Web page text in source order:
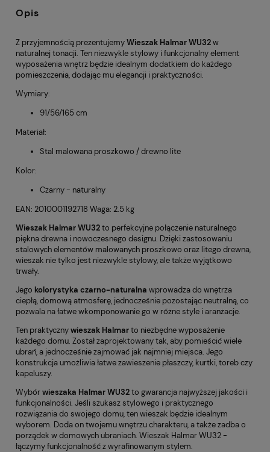
Opis
Z przyjemnością prezentujemyWieszak Halmar WU32w
naturalnej tonacji. Ten niezwykle stylowy i funkcjonalny element
wyposażenia wnętrz będzie idealnym dodatkiem do każdego
pomieszczenia, dodając mu elegancji i praktyczności.
Wymiary:
91/56/165 cm
Materiał:
Stal malowana proszkowo / drewno lite
Kolor:
Czarny - naturalny
EAN: 2010001192718 Waga: 2.5 kg
Wieszak Halmar WU32to perfekcyjne połączenie naturalnego
piękna drewna i nowoczesnego designu. Dzięki zastosowaniu
stalowych elementów malowanych proszkowo oraz litego drewna,
wieszak nie tylko jest niezwykle stylowy, ale także wyjątkowo
trwały.
Jego kolorystyka czarno-naturalna wprowadza do wnętrza
ciepłą, domową atmosferę, jednocześnie pozostając neutralną, co
pozwala na łatwe wkomponowanie go w różne style i aranżacje.
Ten praktycznywieszak Halmarto niezbędne wyposażenie
każdego domu. Został zaprojektowany tak, aby pomieścić wiele
ubrań, a jednocześnie zajmować jak najmniej miejsca. Jego
konstrukcja umożliwia łatwe zawieszenie płaszczy, kurtki, toreb czy
kapeluszy.
Wybórwieszaka Halmar WU32to gwarancja najwyższej jakości i
funkcjonalności. Jeśli szukasz stylowego i praktycznego
rozwiązania do swojego domu, ten wieszak będzie idealnym
wyborem. Doda on twojemu wnętrzu charakteru, a także zadba o
porządek w domowych ubraniach. Wieszak Halmar WU32 -
łączymy funkcjonalność z wyrafinowanym stylem.